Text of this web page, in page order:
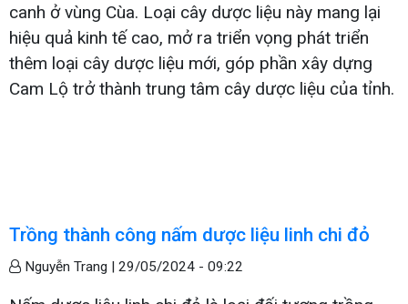
canh ở vùng Cùa. Loại cây dược liệu này mang lại
hiệu quả kinh tế cao, mở ra triển vọng phát triển
thêm loại cây dược liệu mới, góp phần xây dựng
Cam Lộ trở thành trung tâm cây dược liệu của tỉnh.
Trồng thành công nấm dược liệu linh chi đỏ
Nguyễn Trang | 29/05/2024 - 09:22